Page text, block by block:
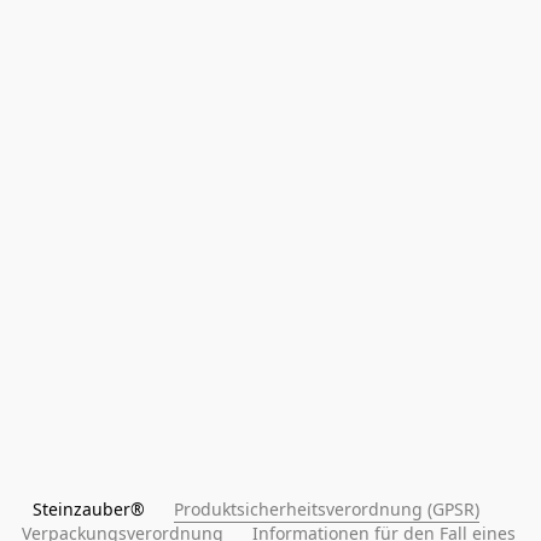
Steinzauber® Produktsicherheitsverordnung (GPSR)
Verpackungsverordnung
Informationen für den Fall eines